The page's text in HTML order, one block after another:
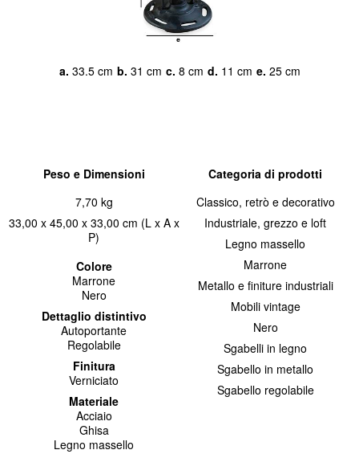
a. 33.5 cm b. 31 cm c. 8 cm d. 11 cm e. 25 cm
Peso e Dimensioni
7,70 kg
33,00 x 45,00 x 33,00 cm (L x A x
P)
Colore
Marrone
Nero
Dettaglio distintivo
Autoportante
Regolabile
Finitura
Verniciato
Materiale
Acciaio
Ghisa
Legno massello
Categoria di prodotti
Classico, retrò e decorativo
Industriale, grezzo e loft
Legno massello
Marrone
Metallo e finiture industriali
Mobili vintage
Nero
Sgabelli in legno
Sgabello in metallo
Sgabello regolabile